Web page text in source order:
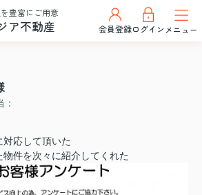
豊富にご用意
ア不動産 会員登録ログインメニュー
：
応して頂いた
件を次々に紹介してくれた